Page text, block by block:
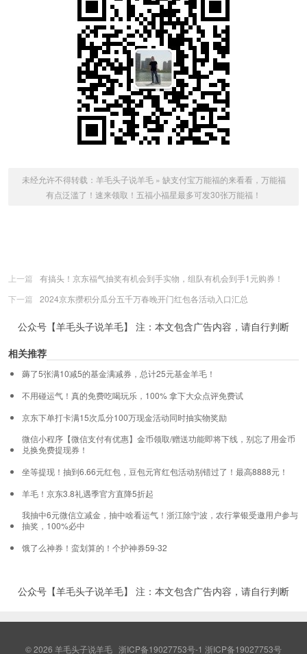
未经允许不得转载： 羊毛头子说羊毛» 缺支付宝万能福的来看看，万能福
有点泛滥了！速来领取！五福小福星最多可发30张万能福！
上一篇
有搞头！京东福气抽奖有机会到手实物，组队有机会到手1元购券！
下一篇
2024京东攒积分瓜分五千万春晚开门红包各活动入口汇总
公众号【羊毛头子说羊毛】 注：本文包含广告内容，请自行判断
相关推荐
薅了5张满10减5的基金满减券，总计25元基金羊毛！
不用碰运气！真的免费吃喝玩乐，100% 拿下大众点评免费试
京东下单打卡满15次瓜分100万现金活动同时抽实物奖励
微信小程序【微信支付有优惠】金币领取/赠送功能即将下线，别忘了用金币
兑换免费提现券！
坐等提现！抽到6.66元红包，豆包元宵红包活动别错过了！最高8888元！
羊毛！京东3.8礼遇季官方直降5折起
我抽中6元微信立减金，抽中啥看运气！浙江除宁波，农行掌银受邀用户参与
抽奖，100%必中
饿了么神券！蛮划算的！个护神券59-32
公众号【羊毛头子说羊毛】 注：本文包含广告内容，请自行判断
© 2026 羊毛头子说羊毛 浙ICP备19027753号-1 浙ICP备19027753号